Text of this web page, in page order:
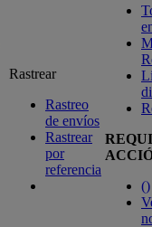
Rastrear
Rastreo
de envíos
Rastrear
por
referencia
()